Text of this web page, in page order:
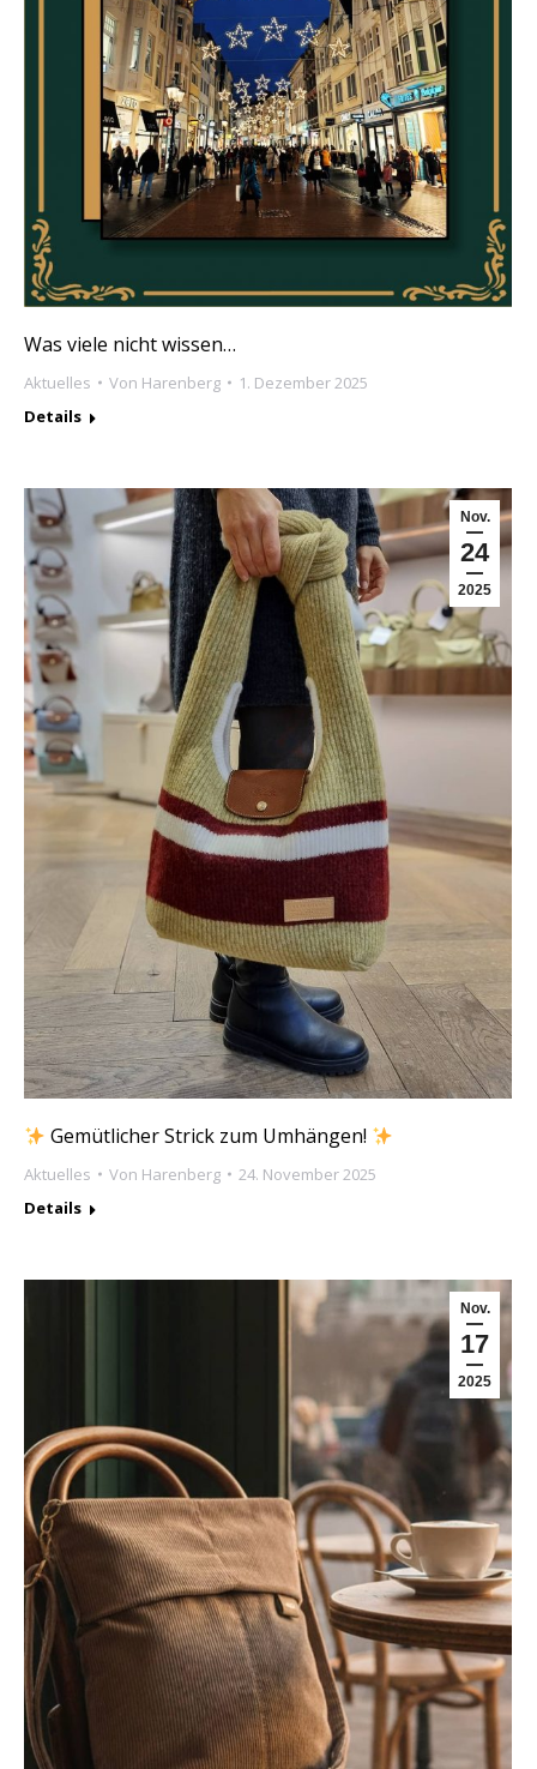
Was viele nicht wissen…
Aktuelles Von Harenberg
1. Dezember 2025
Details
Nov.
24
2025
Gemütlicher Strick zum Umhängen!
Aktuelles Von Harenberg
24. November 2025
Details
Nov.
17
2025